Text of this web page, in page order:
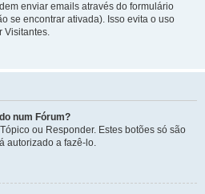
enviar emails através do formulário
se encontrar ativada). Isso evita o uso
Visitantes.
num Fórum?
ou Responder. Estes botões só são
autorizado a fazê-lo.